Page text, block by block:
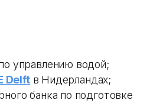
управлению водой;
Delftв Нидерландах;
банка по подготовке